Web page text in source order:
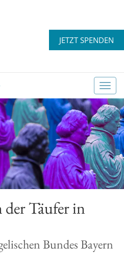
JETZT SPENDEN
T
o
g
g
l
e
n
a
v
t
Täufer in
Bundes Bayern